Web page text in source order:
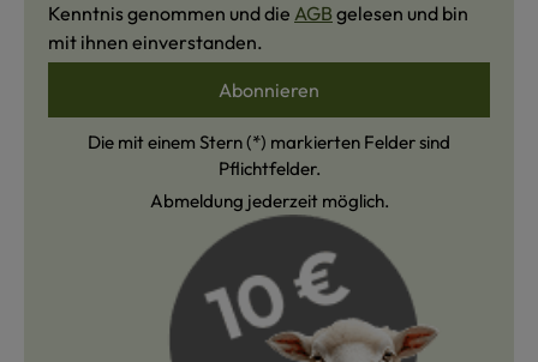
Kenntnis genommen und die AGB gelesen und bin
mit ihnen einverstanden.
Abonnieren
Die mit einem Stern (*) markierten Felder sind
Pflichtfelder.
Abmeldung jederzeit möglich.